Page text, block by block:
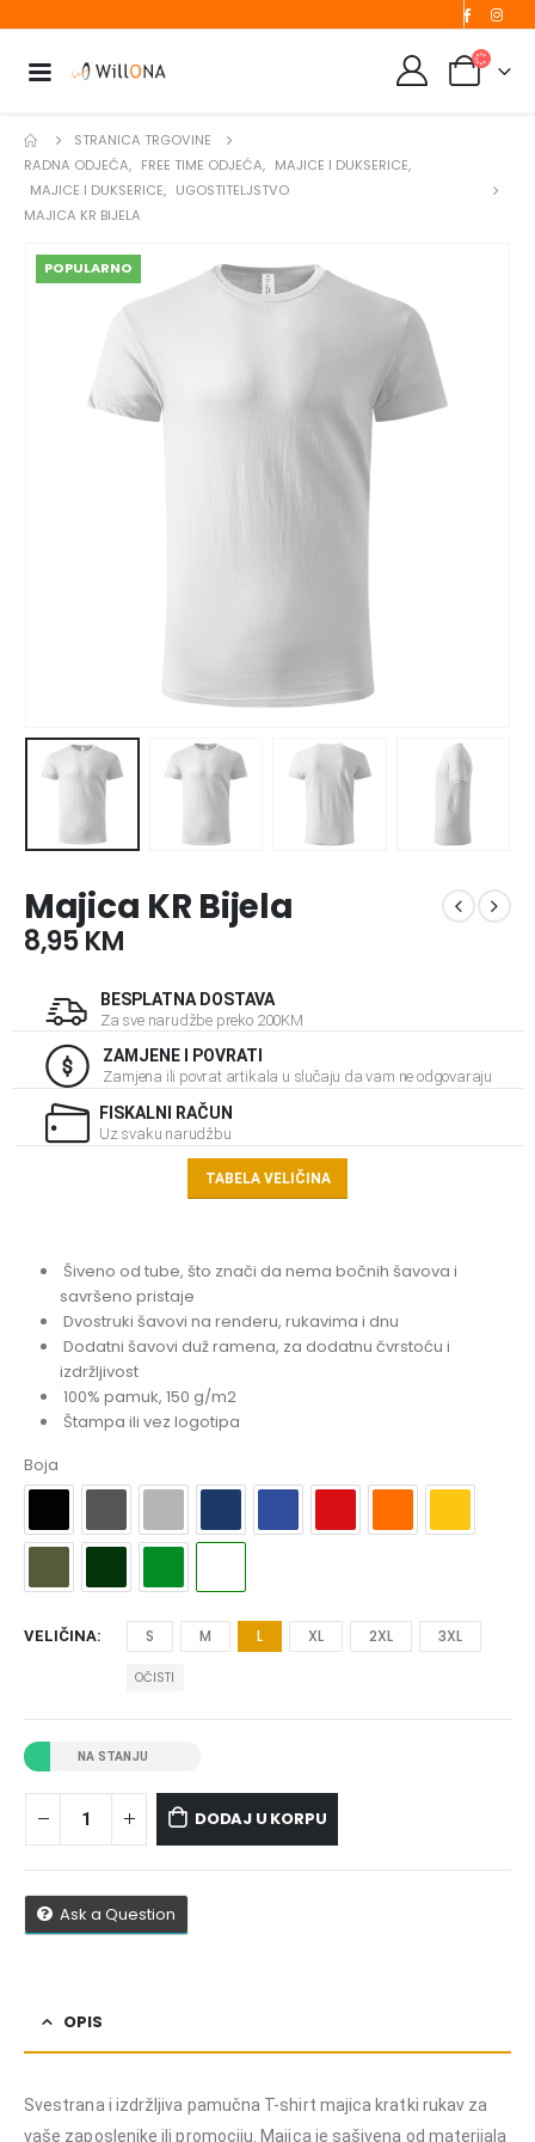
STRANICA TRGOVINE
RADNA ODJEĆA, FREE TIME ODJEĆA, MAJICE I DUKSERICE,
MAJICE I DUKSERICE, UGOSTITELJSTVO
MAJICA KR BIJELA
POPULARNO
Majica KR Bijela
8,95KM
BESPLATNA DOSTAVA
Za sve narudžbe preko 200KM
ZAMJENE I POVRATI
Zamjena ili povrat artikala u slučaju da vam ne odgovaraju
FISKALNI RAČUN
Uz svaku narudžbu
TABELA VELIČINA
Šiveno od tube, što znači da nema bočnih šavova i
savršeno pristaje
Dvostruki šavovi na renderu, rukavima i dnu
Dodatni šavovi duž ramena, za dodatnu čvrstoću i
izdržljivost
100% pamuk, 150 g/m2
Štampa ili vez logotipa
Boja
VELIČINA S M L XL 2XL 3XL
OČISTI
NA STANJU
DODAJ U KORPU
Ask a Question
OPIS
Svestrana i izdržljiva pamučna T-shirt majica kratki rukav za
vaše zaposlenike ili promociju. Majica je sašivena od materijala